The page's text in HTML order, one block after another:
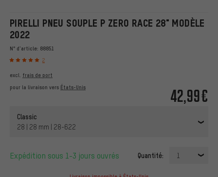
PIRELLI PNEU SOUPLE P ZERO RACE 28" MODÈLE
2022
N° d'article: 88851
2
42,99€
excl. frais de port
pour la livraison vers États-Unis
Classic
28 | 28 mm | 28-622
Expédition sous 1-3 jours ouvrés Quantité: 1